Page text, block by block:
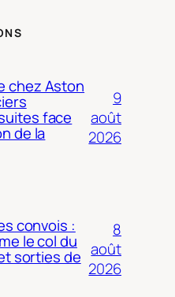
chez Aston
face
de la
9
août
2026
convois :
le col du
sorties de
8
août
2026